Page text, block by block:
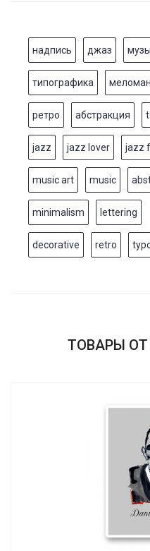
надпись джаз
типографика меломан
ретро абстракция
jazz jazz lover jazz
music art music
minimalism lettering
decorative retro
ТОВАРЫ ОТ